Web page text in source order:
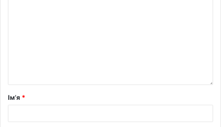
Ім’я *